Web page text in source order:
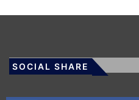
SOCIAL SHARE